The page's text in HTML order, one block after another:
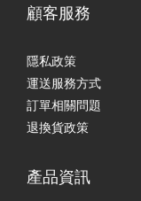
顧客服務
隱私政策
運送服務方式
訂單相關問題
退換貨政策
產品資訊